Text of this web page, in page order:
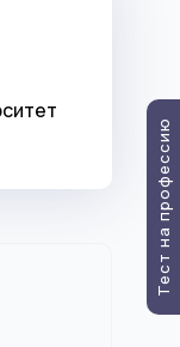
Тест на профессию